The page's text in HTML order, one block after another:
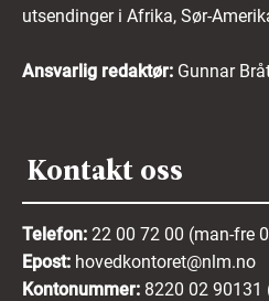
utsendinger i Afrika, Sør-
Ansvarlig redaktør: Gunnar
Kontakt oss
Telefon: 22 00 72 00 (man-fre
Epost: hovedkontoret@nlm.no
Kontonummer: 8220 02 90131